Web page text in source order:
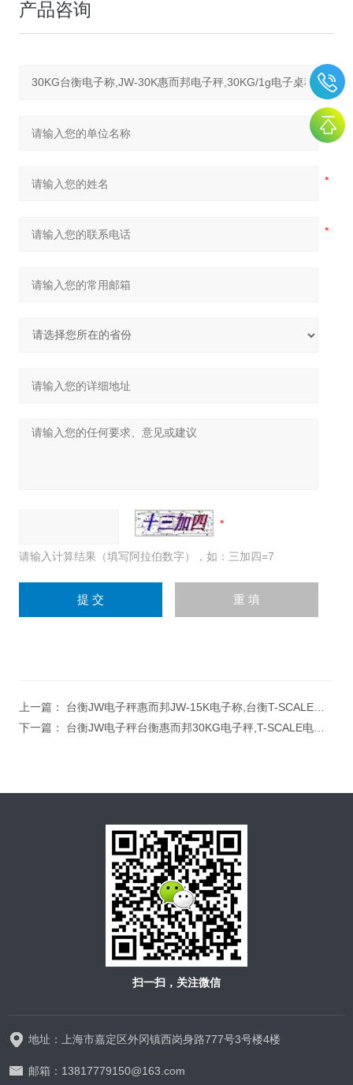
产品咨询
请输入计算结果（填写阿拉伯数字），如：三加四=7
上一篇： 台衡JW电子秤惠而邦JW-15K电子称,台衡T-SCALE品牌15KG电子桌秤
下一篇： 台衡JW电子秤台衡惠而邦30KG电子秤,T-SCALE电子称,JW-30K电子桌秤
扫一扫，关注微信
地址：上海市嘉定区外冈镇西岗身路777号3号楼4楼
邮箱：13817779150@163.com